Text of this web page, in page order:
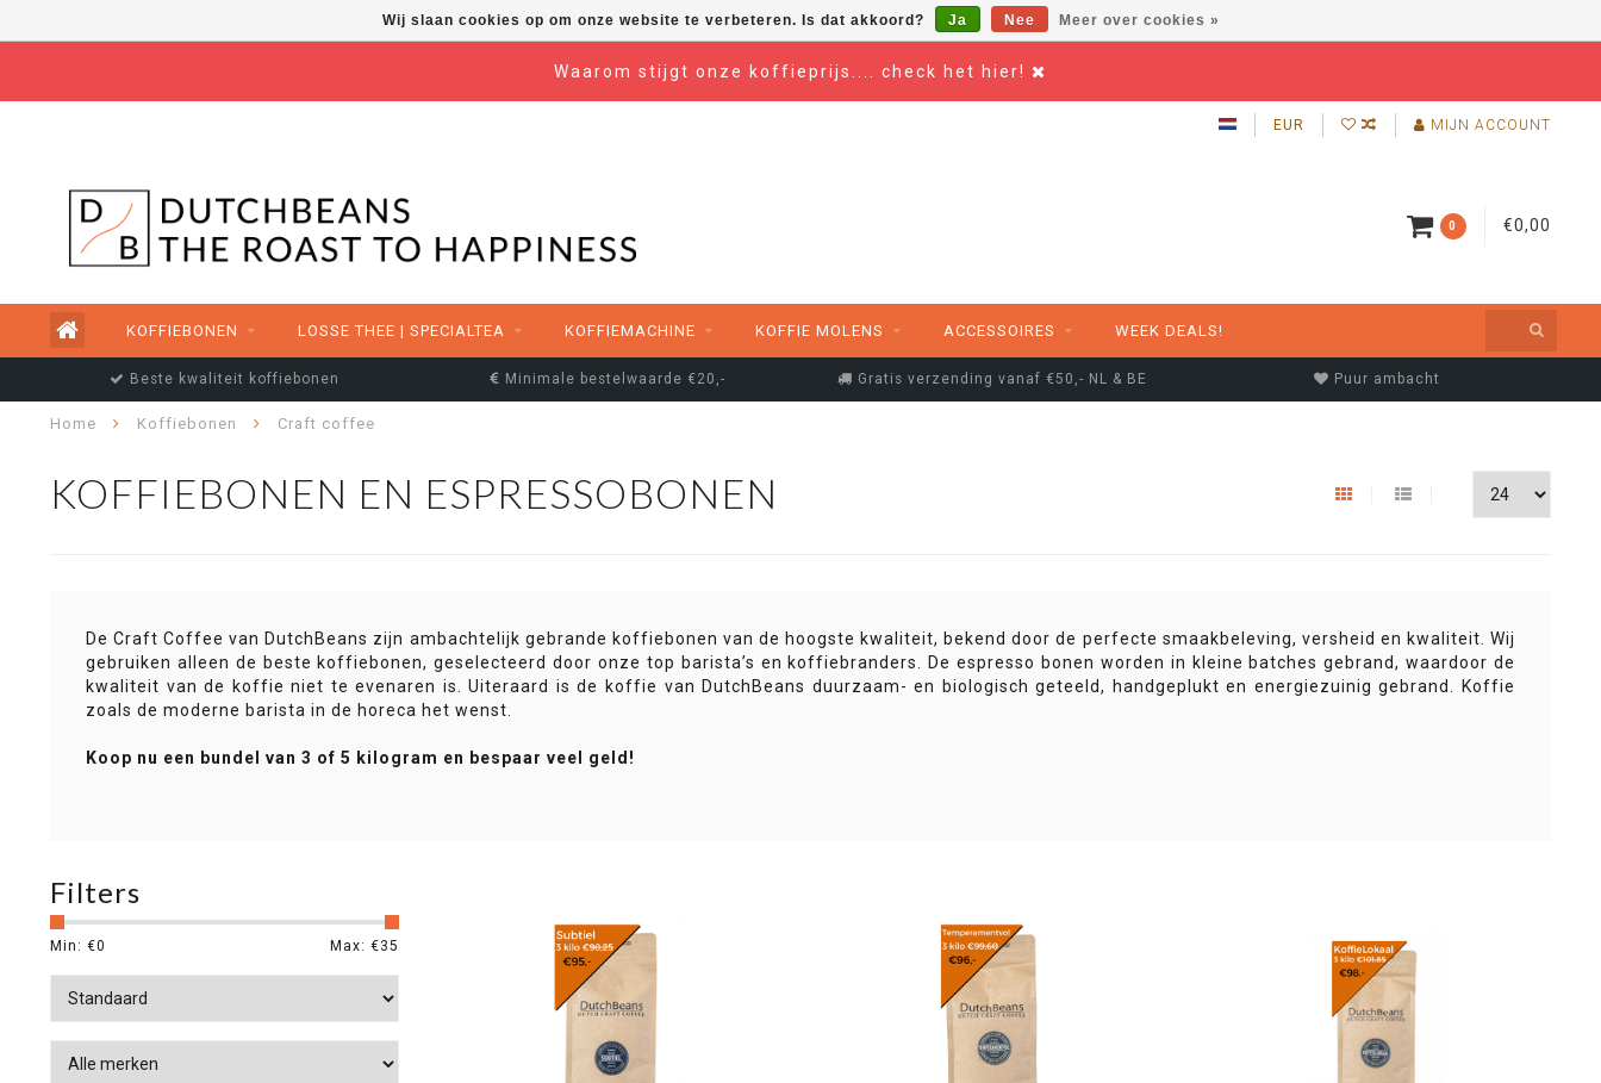
Waarom stijgt onze koffieprijs.... check het hier!
EUR MIJN ACCOUNT
0 €0,00
KOFFIEBONEN LOSSE THEE | SPECIALTEA KOFFIEMACHINE KOFFIE MOLENS ACCESSOIRES WEEK DEALS!
Beste kwaliteit koffiebonen Minimale bestelwaarde €20,- Gratis verzending vanaf €50,- NL & BE Puur ambacht
Home Koffiebonen Craft coffee
KOFFIEBONEN EN ESPRESSOBONEN
De Craft Coffee van DutchBeans zijn ambachtelijk gebrande koffiebonen van de hoogste kwaliteit, bekend door de perfecte smaakbeleving, versheid en kwaliteit. Wij
gebruiken alleen de beste koffiebonen, geselecteerd door onze top barista’s en koffiebranders. De espresso bonen worden in kleine batches gebrand, waardoor de
kwaliteit van de koffie niet te evenaren is. Uiteraard is de koffie van DutchBeans duurzaam- en biologisch geteeld, handgeplukt en energiezuinig gebrand. Koffie
zoals de moderne barista in de horeca het wenst.
Koop nu een bundel van 3 of 5 kilogram en bespaar veel geld!
Filters
Min: €0 Max: €35
Wij slaan cookies op om onze website te verbeteren. Is dat akkoord? Ja Nee Meer over cookies »